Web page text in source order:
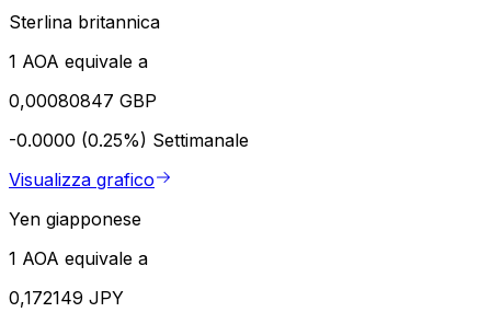
Sterlina britannica
1 AOA equivale a
0,00080847 GBP
-0.0000 (0.25%) Settimanale
Visualizza grafico
Yen giapponese
1 AOA equivale a
0,172149 JPY